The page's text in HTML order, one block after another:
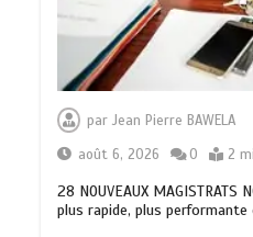
parJean Pierre BAWELA
août 6, 2026
0 2
28 NOUVEAUX MAGISTRATS
plus rapide, plus